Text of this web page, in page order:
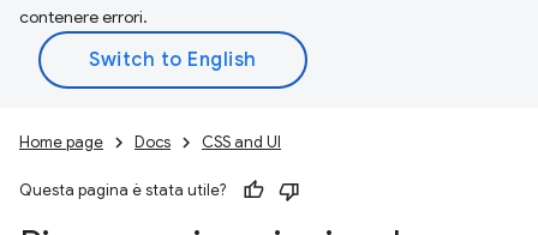
contenere errori.
Home page Docs CSS and UI
Questa pagina è stata utile?